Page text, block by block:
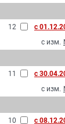
12
с
с изм.
11
с
с изм.
10 с